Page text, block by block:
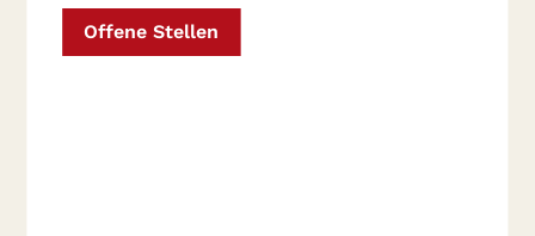
Offene Stellen